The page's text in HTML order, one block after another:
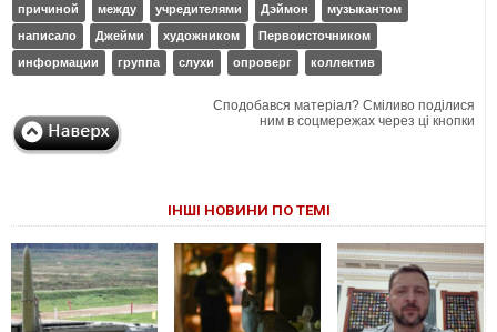
причиной
между учредителями Дэймон
музыкантом
написало
Джейми художником
Первоисточником
информации
группа слухи опроверг коллектив
Сподобався матеріал? Сміливо поділися
ним в соцмережах через ці кнопки
ІНШІ НОВИНИ ПО ТЕМІ